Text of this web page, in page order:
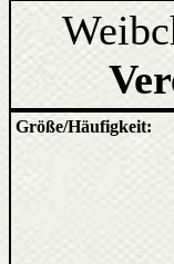
Größe/Häufigkeit: